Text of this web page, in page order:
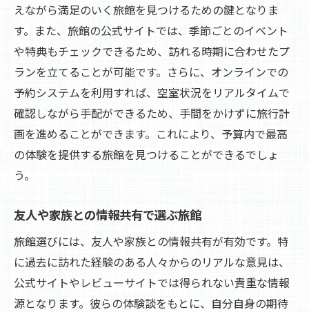
えながら満足のいく旅館を見つけるための鍵となりま
す。また、旅館の公式サイトでは、季節ごとのイベント
や特典もチェックできるため、訪れる時期に合わせたプ
ランを立てることが可能です。さらに、オンラインでの
予約システムを利用すれば、空室状況をリアルタイムで
確認しながら手配ができるため、手間をかけずに旅行計
画を進めることができます。これにより、予算内で最高
の体験を提供する旅館を見つけることができるでしょ
う。
友人や家族との情報共有で選ぶ旅館
旅館選びには、友人や家族との情報共有が有効です。特
に過去に訪れた経験のある人々からのリアルな意見は、
公式サイトやレビューサイトでは得られない貴重な情報
源となります。彼らの体験談をもとに、自分自身の期待